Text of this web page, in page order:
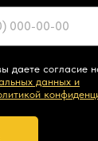
даете согласие
данных и